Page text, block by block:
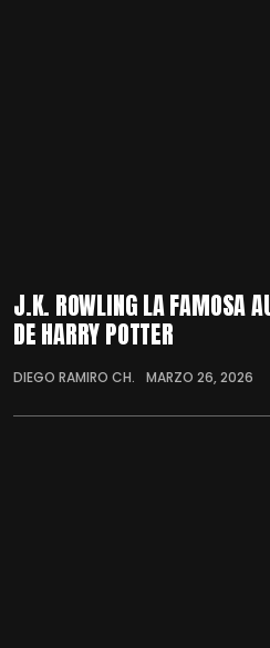
J.K. ROWLING LA FAMOSA
DE HARRY POTTER
DIEGO RAMIRO CH. MARZO 26, 2026